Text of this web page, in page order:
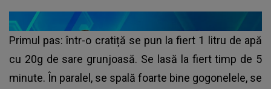
Primul pas: într-o cratiță se pun la fiert 1 litru de apă
cu 20g de sare grunjoasă. Se lasă la fiert timp de 5
minute. În paralel, se spală foarte bine gogonelele, se